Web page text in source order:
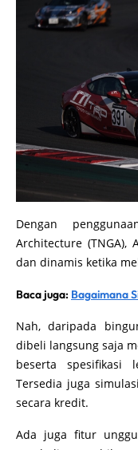
Dengan
Architecture (TNGA),
dan dinamis ketika
Baca juga: Bagaimana
Nah, daripada
dibeli langsung saja
beserta spesifikasi
Tersedia juga
secara kredit.
Ada juga fitur